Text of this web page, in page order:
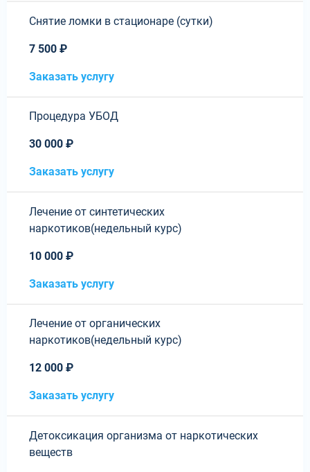
Снятие ломки в стационаре (сутки)
7 500 ₽
Заказать услугу
Процедура УБОД
30 000 ₽
Заказать услугу
Лечение от синтетических
наркотиков(недельный курс)
10 000 ₽
Заказать услугу
Лечение от органических
наркотиков(недельный курс)
12 000 ₽
Заказать услугу
Детоксикация организма от наркотических
веществ